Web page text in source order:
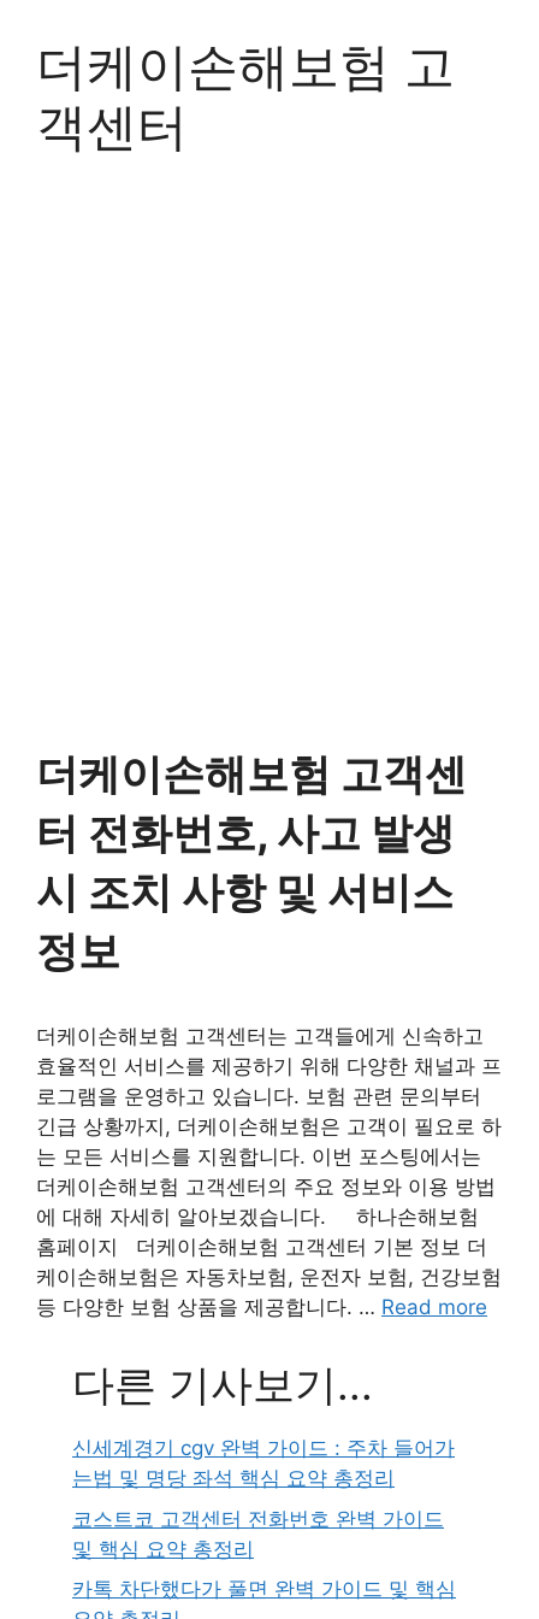
content더케이손해보험 고
객센터
더케이손해보험 고객센
터 전화번호, 사고 발생
시 조치 사항 및 서비스
정보
더케이손해보험 고객센터는 고객들에게 신속하고
효율적인 서비스를 제공하기 위해 다양한 채널과 프
로그램을 운영하고 있습니다. 보험 관련 문의부터
긴급 상황까지, 더케이손해보험은 고객이 필요로 하
는 모든 서비스를 지원합니다. 이번 포스팅에서는
더케이손해보험 고객센터의 주요 정보와 이용 방법
에 대해 자세히 알아보겠습니다. 하나손해보험
홈페이지 더케이손해보험 고객센터 기본 정보 더
케이손해보험은 자동차보험, 운전자 보험, 건강보험
등 다양한 보험 상품을 제공합니다. … Read more
다른 기사보기...
신세계경기 cgv 완벽 가이드 : 주차 들어가
는법 및 명당 좌석 핵심 요약 총정리
코스트코 고객센터 전화번호 완벽 가이드
및 핵심 요약 총정리
카톡 차단했다가 풀면 완벽 가이드 및 핵심